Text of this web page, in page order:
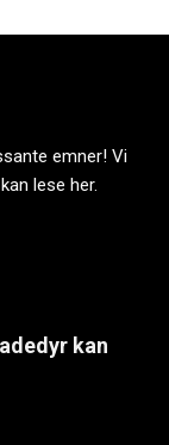
emner! Vi
lese her.
kan